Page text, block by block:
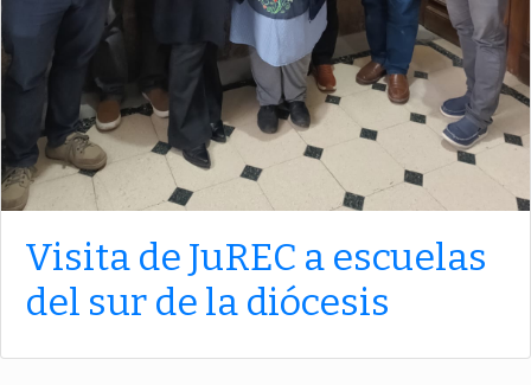
Visita de JuREC a escuelas
del sur de la diócesis